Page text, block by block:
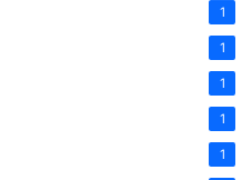
1
1
1
1
1